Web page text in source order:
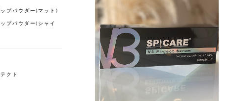
プパウダー(マット)
プパウダー(シャイ
クト